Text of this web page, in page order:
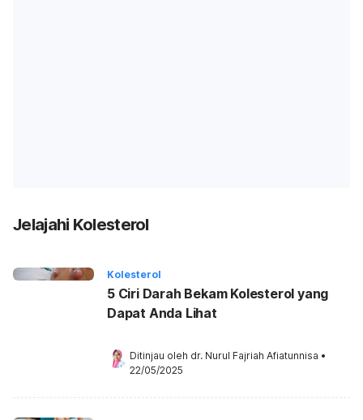
Jelajahi Kolesterol
Kolesterol
5 Ciri Darah Bekam Kolesterol yang
Dapat Anda Lihat
Ditinjau oleh dr. Nurul Fajriah Afiatunnisa •
22/05/2025